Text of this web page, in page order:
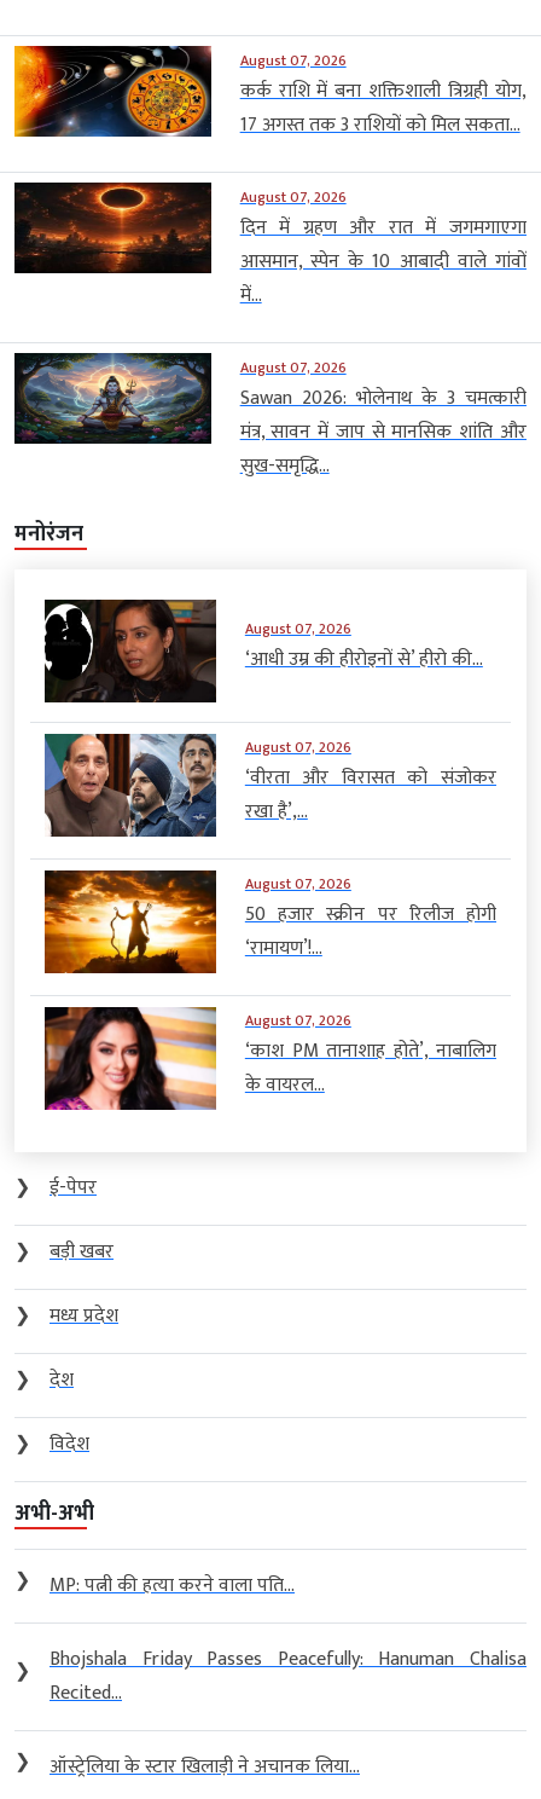
August 07, 2026
कर्क राशि में बना शक्तिशाली त्रिग्रही योग,
17 अगस्त तक 3 राशियों को मिल सकता...
August 07, 2026
दिन में ग्रहण और रात में जगमगाएगा
आसमान, स्पेन के 10 आबादी वाले गांवों
में...
August 07, 2026
Sawan 2026: भोलेनाथ के 3 चमत्कारी
मंत्र, सावन में जाप से मानसिक शांति और
सुख-समृद्धि...
मनोरंजन
August 07, 2026
‘आधी उम्र की हीरोइनों से’ हीरो की...
August 07, 2026
‘वीरता और विरासत को संजोकर
रखा है’,...
August 07, 2026
50 हजार स्क्रीन पर रिलीज होगी
‘रामायण’!...
August 07, 2026
‘काश PM तानाशाह होते’, नाबालिग
के वायरल...
❯
ई-पेपर
❯
बड़ी खबर
❯
मध्य प्रदेश
❯
देश
❯
विदेश
अभी-अभी
❯ MP: पत्नी की हत्या करने वाला पति...
❯
Bhojshala Friday Passes Peacefully: Hanuman Chalisa
Recited...
❯ ऑस्ट्रेलिया के स्टार खिलाड़ी ने अचानक लिया...